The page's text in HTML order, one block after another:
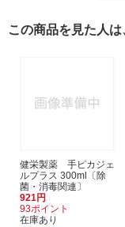
この商品を見た人
健栄製薬 手ピカジェ
ルプラス 300ml〔除
菌・消毒関連〕
921円
93ポイント
在庫あり